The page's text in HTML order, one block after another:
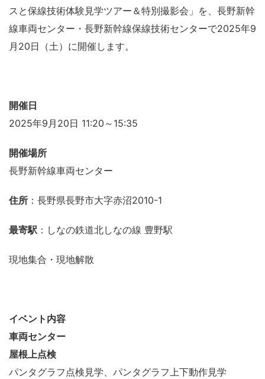
スと保線技術体験見学ツアー＆特別撮影会」を、長野新幹
線車両センター・長野新幹線保線技術センターで2025年9
月20日（土）に開催します。
開催日
2025年9月20日 11:20～15:35
開催場所
長野新幹線車両センター
住所 ：長野県長野市大字赤沼2010-1
最寄駅 ：しなの鉄道北しなの線 豊野駅
現地集合・現地解散
イベント内容
車両センター
屋根上点検
パンタグラフ点検見学、パンタグラフ上下動作見学